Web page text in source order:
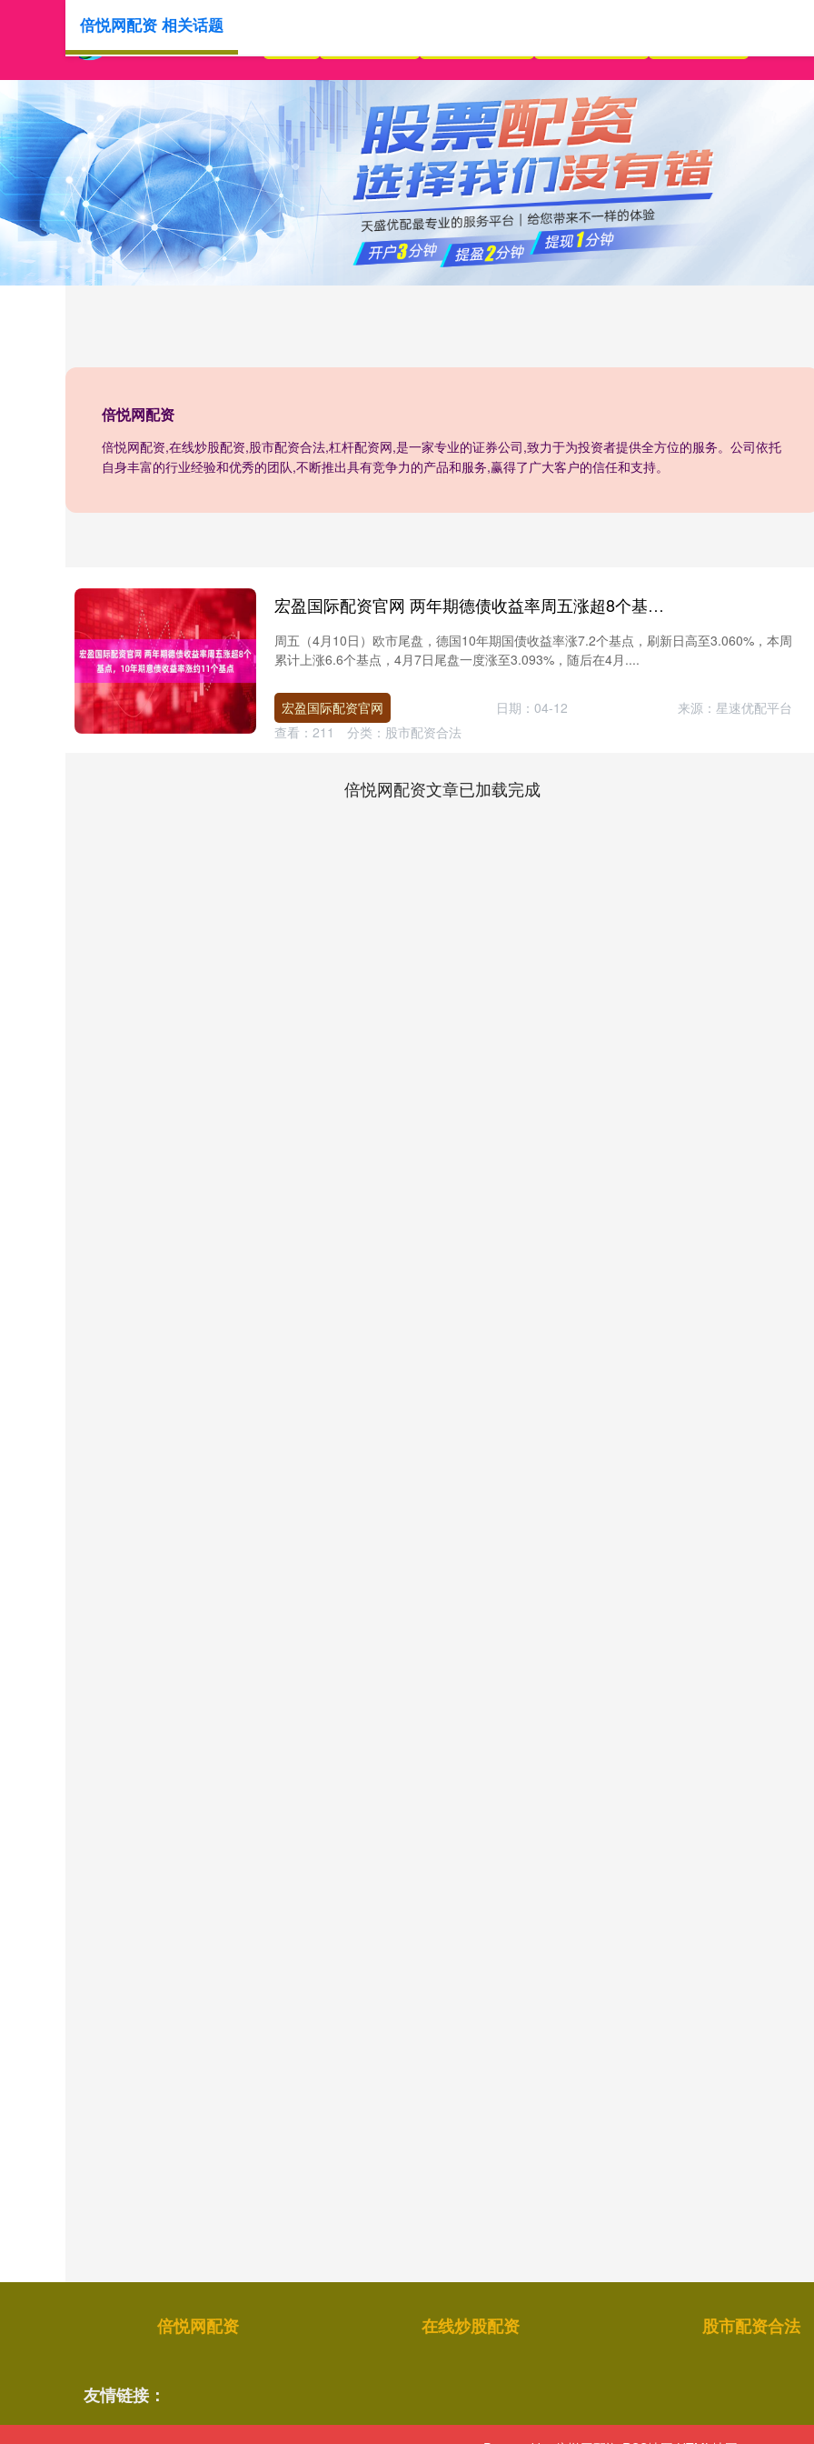
倍悦网配资
倍悦网配资,在线炒股配资,股市配资合法,杠杆配资网,是一家专业的证券公司,致力于为投资者提供全方位的服务。公司依托
自身丰富的行业经验和优秀的团队,不断推出具有竞争力的产品和服务,赢得了广大客户的信任和支持。
倍悦网配资 相关话题
宏盈国际配资官网 两年期德债收益率周五涨超8个基点，10年期意债收益率涨约11个基点
周五（4月10日）欧市尾盘，德国10年期国债收益率涨7.2个基点，刷新日高至3.060%，本周
累计上涨6.6个基点，4月7日尾盘一度涨至3.093%，随后在4月....
宏盈国际配资官网 日期：04-12
来源：星速优配平台
查看： 211 分类： 股市配资合法
倍悦网配资文章已加载完成
倍悦网配资 在线炒股配资 股市配资合法
友情链接：